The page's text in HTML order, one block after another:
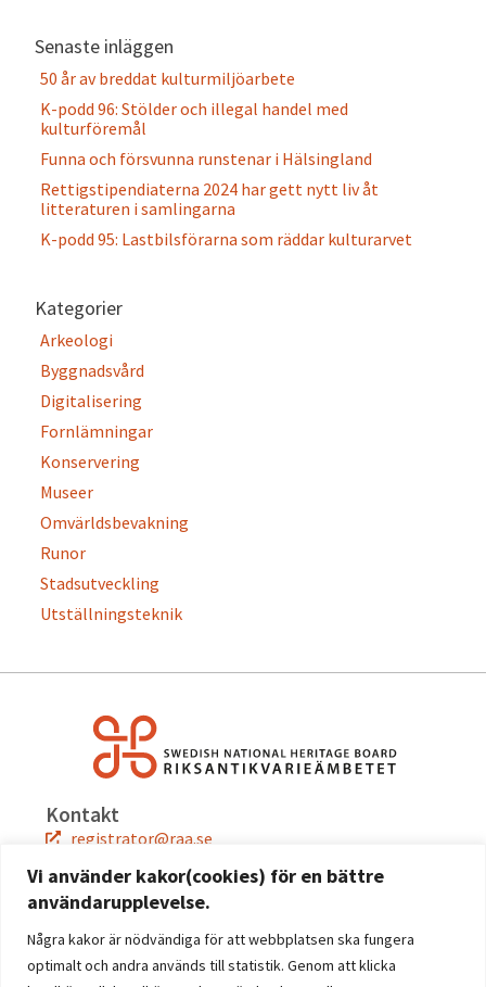
Vi använder kakor(cookies) för en bättre
användarupplevelse.
Några kakor är nödvändiga för att webbplatsen ska fungera
optimalt och andra används till statistik. Genom att klicka
Senaste inläggen
50 år av breddat kulturmiljöarbete
K-podd 96: Stölder och illegal handel med
kulturföremål
Funna och försvunna runstenar i Hälsingland
Rettigstipendiaterna 2024 har gett nytt liv åt
litteraturen i samlingarna
K-podd 95: Lastbilsförarna som räddar kulturarvet
Kategorier
Arkeologi
Byggnadsvård
Digitalisering
Fornlämningar
Konservering
Museer
Omvärldsbevakning
Runor
Stadsutveckling
Utställningsteknik
Kontakt
registrator@raa.se
08-5191 80 00
Snabblänkar
Jobba hos oss
Press